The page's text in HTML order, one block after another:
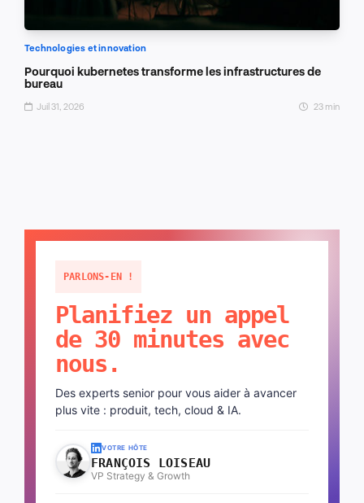
Technologies et innovation
Pourquoi kubernetes transforme les infrastructures de
bureau
Juil 31, 2026 23 min
PARLONS-EN !
Planifiez un appel
de 30 minutes avec
nous.
Des experts senior pour vous aider à avancer
plus vite : produit, tech, cloud & IA.
VOTRE HÔTE
FRANÇOIS LOISEAU
VP Strategy & Growth